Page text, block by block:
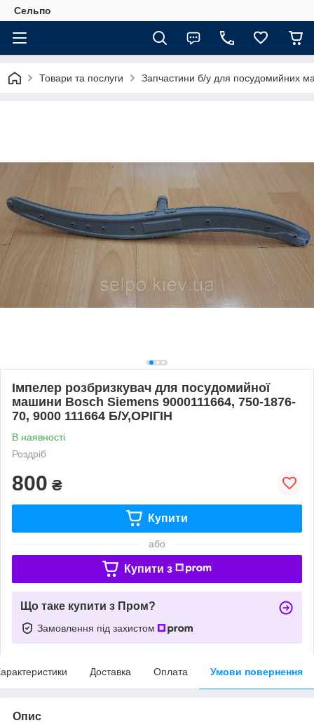
Сельпо
Товари та послуги Запчастини б/у для посудомийних
Імпелер розбризкувач для посудомийної
машини Bosch Siemens 9000111664, 750-1876-
70, 9000 111664 Б/У,ОРІГІН
В наявності
Роздріб
800 ₴
Купити
або
Купити з
Що таке купити з Пром?
Замовлення під захистом
Доставка Оплата Умови повернення
Опис